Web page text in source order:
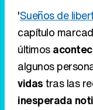
'Sueños de
capítulo
últimos
algunos
vidastras las
inesperada